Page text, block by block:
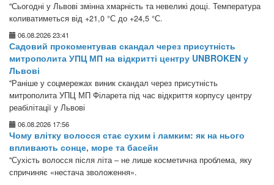
"Сьогодні у Львові змінна хмарність та невеликі дощі. Температура
коливатиметься від +21,0 °С до +24,5 °С.
06.08.2026 23:41
Садовий прокоментував скандал через присутність
митрополита УПЦ МП на відкритті центру UNBROKEN у
Львові
"Раніше у соцмережах виник скандал через присутність
митрополита УПЦ МП Філарета під час відкриття корпусу центру
реабілітації у Львові
06.08.2026 17:56
Чому влітку волосся стає сухим і ламким: як на нього
впливають сонце, море та басейн
"Сухість волосся після літа – не лише косметична проблема, яку
спричиняє «нестача зволоження».